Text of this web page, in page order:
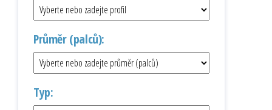
Průměr (palců):
Typ: